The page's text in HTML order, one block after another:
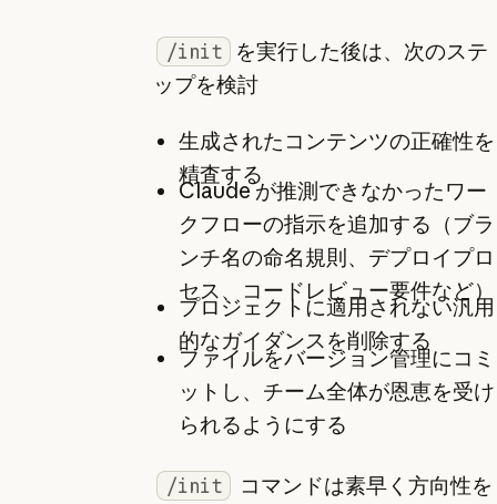
/init
を実行した後は、次のステ
ップを検討
生成されたコンテンツの正確性を
精査する
Claude が推測できなかったワー
クフローの指示を追加する（ブラ
ンチ名の命名規則、デプロイプロ
セス、コードレビュー要件など）
プロジェクトに適用されない汎用
的なガイダンスを削除する
ファイルをバージョン管理にコミ
ットし、チーム全体が恩恵を受け
られるようにする
/init
コマンドは素早く方向性を